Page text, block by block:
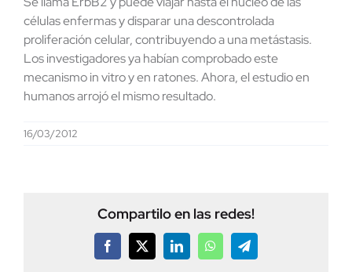
células enfermas y disparar una descontrolada
proliferación celular, contribuyendo a una metástasis.
Los investigadores ya habían comprobado este
mecanismo in vitro y en ratones. Ahora, el estudio en
humanos arrojó el mismo resultado.
16/03/2012
Compartilo en las redes!
Facebook
X LinkedInWhatsAppTelegram